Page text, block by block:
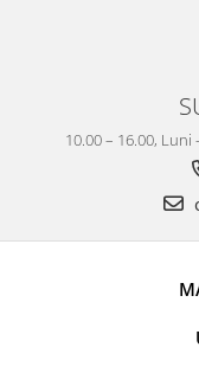
10.00 – 16.00,